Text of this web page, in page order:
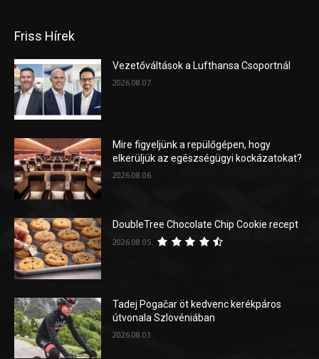
Friss Hírek
Vezetőváltások a Lufthansa Csoportnál
2026.08.07.
Mire figyeljünk a repülőgépen, hogy
elkerüljük az egészségügyi kockázatokat?
2026.08.06.
DoubleTree Chocolate Chip Cookie recept
2026.08.05.
Tadej Pogačar öt kedvenc kerékpáros
útvonala Szlovéniában
2026.08.03.